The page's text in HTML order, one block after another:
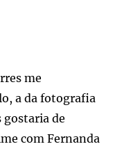
me
a da fotografia
de
com Fernanda